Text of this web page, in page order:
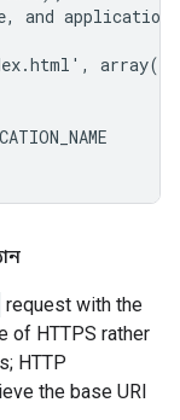
application
array(
request with the
of HTTPS rather
HTTP
the base URI